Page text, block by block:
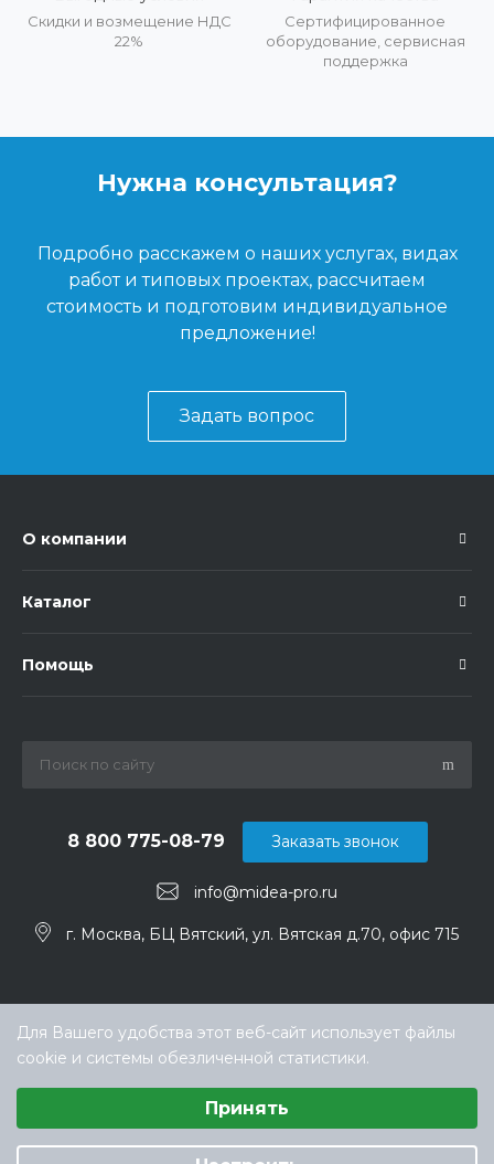
Скидки и возмещение НДС
22%
Сертифицированное
оборудование, сервисная
поддержка
Нужна консультация?
Подробно расскажем о наших услугах, видах
работ и типовых проектах, рассчитаем
стоимость и подготовим индивидуальное
предложение!
Задать вопрос
О компании
Каталог
Помощь
info@midea-pro.ru
8 800 775-08-79
г. Москва, БЦ Вятский, ул. Вятская д.70, офис 715
Заказать звонок
дилер Midea в России
Для Вашего удобства этот веб-сайт использует файлы
cookie и системы обезличенной статистики.
Принять